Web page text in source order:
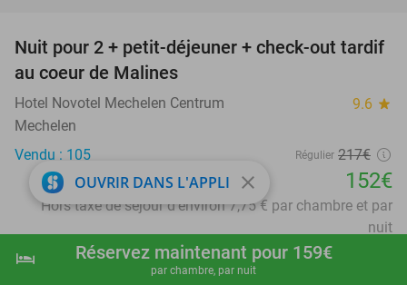
shopping_cart Réserver maintenant
hotel Réservez maintenant pour 159€
par chambre, par nuit
30%
Nuit pour 2 + petit-déjeuner + check-out tardif
au coeur de Malines
Hotel Novotel Mechelen Centrum 9.6 star
Mechelen
Vendu : 105
Régulier 217€
152€
Hors taxe de séjour d'environ 7,75 € par chambre et par
nuit
OUVRIR DANS L'APPLI close